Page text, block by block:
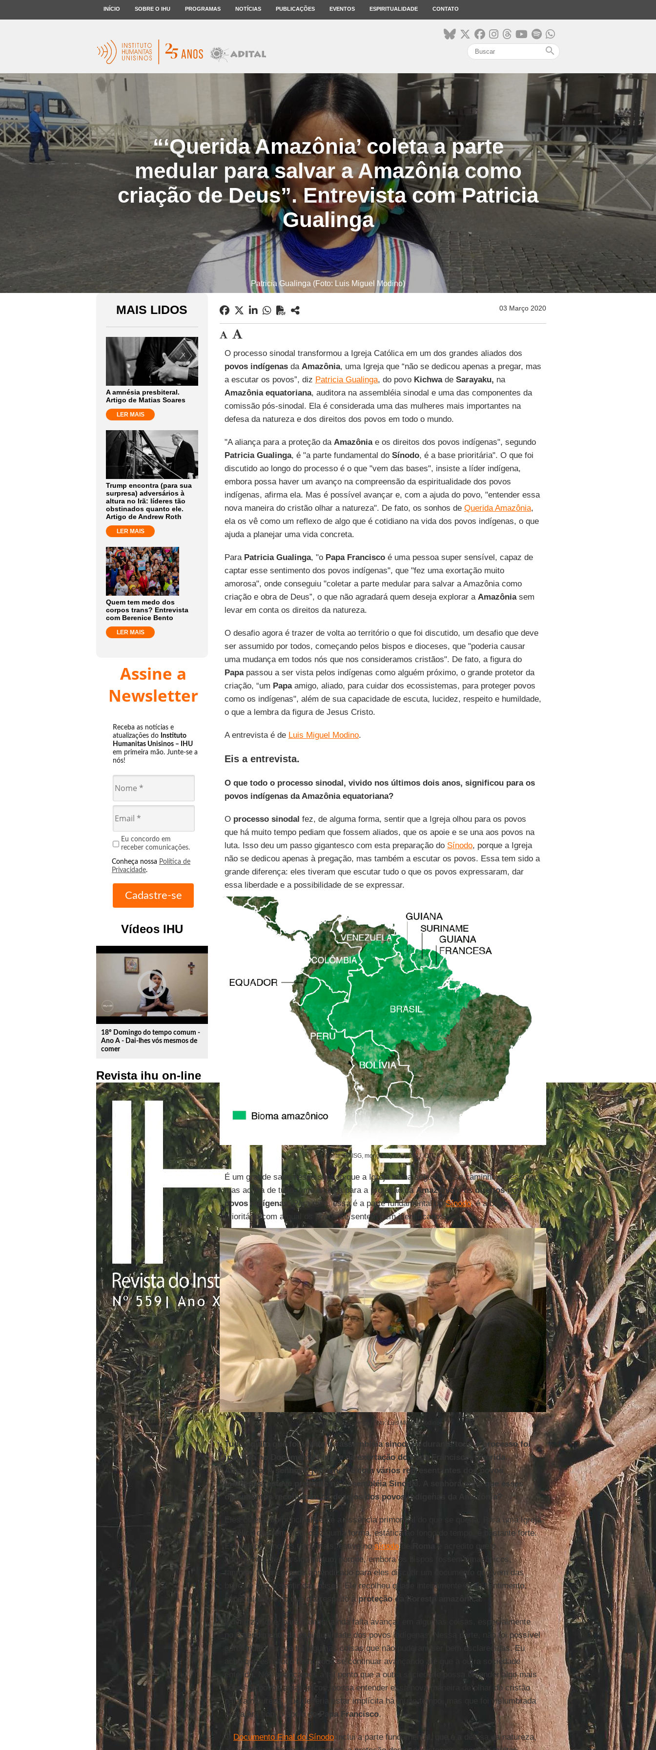
INÍCIO SOBRE O IHU PROGRAMAS NOTÍCIAS PUBLICAÇÕES EVENTOS ESPIRITUALIDADE CONTATO
search
“‘Querida Amazônia’ coleta a parte
medular para salvar a Amazônia como
criação de Deus”. Entrevista com Patricia
Gualinga
Patricia Gualinga (Foto: Luis Miguel Modino)
MAIS LIDOS
A amnésia presbiteral.
Artigo de Matias Soares
LER MAIS
Trump encontra (para sua
surpresa) adversários à
altura no Irã: líderes tão
obstinados quanto ele.
Artigo de Andrew Roth
LER MAIS
Quem tem medo dos
corpos trans? Entrevista
com Berenice Bento
LER MAIS
Assine a
Newsletter
Receba as notícias e
atualizações do Instituto
Humanitas Unisinos – IHU
em primeira mão. Junte-se a
nós!
Eu concordo em
receber comunicações.
Conheça nossa Política de
Privacidade.
Vídeos IHU
play_circle_outline
18º Domingo do tempo comum -
Ano A - Dai-lhes vós mesmos de
comer
Revista ihu on-line
03 Março 2020
O processo sinodal transformou a Igreja Católica em um dos grandes aliados dos
povos indígenasda Amazônia, uma Igreja que “não se dedicou apenas a pregar, mas
a escutar os povos”, diz Patricia Gualinga, do povo Kichwade Sarayaku, na
Amazônia equatoriana, auditora na assembléia sinodal e uma das componentes da
comissão pós-sinodal. Ela é considerada uma das mulheres mais importantes na
defesa da natureza e dos direitos dos povos em todo o mundo.
"A aliança para a proteção da Amazôniae os direitos dos povos indígenas", segundo
Patricia Gualinga, é "a parte fundamental do Sínodo, é a base prioritária". O que foi
discutido ao longo do processo é o que "vem das bases", insiste a líder indígena,
embora possa haver um avanço na compreensão da espiritualidade dos povos
indígenas, afirma ela. Mas é possível avançar e, com a ajuda do povo, "entender essa
nova maneira do cristão olhar a natureza". De fato, os sonhos de Querida Amazônia,
ela os vê como um reflexo de algo que é cotidiano na vida dos povos indígenas, o que
ajuda a planejar uma vida concreta.
Para Patricia Gualinga, "o Papa Franciscoé uma pessoa super sensível, capaz de
captar esse sentimento dos povos indígenas", que "fez uma exortação muito
amorosa", onde conseguiu "coletar a parte medular para salvar a Amazônia como
criação e obra de Deus”, o que não agradará quem deseja explorar a Amazôniasem
levar em conta os direitos da natureza.
O desafio agora é trazer de volta ao território o que foi discutido, um desafio que deve
ser assumido por todos, começando pelos bispos e dioceses, que "poderia causar
uma mudança em todos nós que nos consideramos cristãos". De fato, a figura do
Papapassou a ser vista pelos indígenas como alguém próximo, o grande protetor da
criação, “um Papaamigo, aliado, para cuidar dos ecossistemas, para proteger povos
como os indígenas", além de sua capacidade de escuta, lucidez, respeito e humildade,
o que a lembra da figura de Jesus Cristo.
A entrevista é de Luis Miguel Modino.
Eis a entrevista.
O que todo o processo sinodal, vivido nos últimos dois anos, significou para os
povos indígenas da Amazônia equatoriana?
O processo sinodal fez, de alguma forma, sentir que a Igreja olhou para os povos
que há muito tempo pediam que fossem aliados, que os apoie e se una aos povos na
luta. Isso deu um passo gigantesco com esta preparação do Sínodo, porque a Igreja
não se dedicou apenas à pregação, mas também a escutar os povos. Essa tem sido a
grande diferença: eles tiveram que escutar tudo o que os povos expressaram, dar
essa liberdade e a possibilidade de se expressar.
Fonte: RAISG, mongabay.com, ONU, OTCA
É um grande salto nesse sentido que a Igreja tenha seguido esse caminho de escutar,
mas acima de tudo, uma aliança para a proteção daAmazôniae osdireitos dos
povos indígenas
. Para mim, essa é a parte fundamental doSínodo, é a base
prioritária com a qual os povos se sentem bem identificados.
Patricia Gualinga (Foto: Luis Miguel Modino)
Tudo aquilo que foi vivido na assembléia sinodal e durante todo o processo foi
incluído no Documento Final e na exortação do Papa Francisco, Querida
Amazônia. A senhora, juntamente com vários representantes dos povos
indígenas, esteve presente na Assembléia Sinodal. A senhora acha que esses
documentos recolheram os desejos dos povos indígenas da Amazônia?
Eles coletaram principalmente a essência primordial do que se queria. Para uma Igreja
Católica que tem sido, de alguma forma, estática ao longo do tempo, é bastante forte.
Estive nos sínodos territoriais, estive nosínodode
e acredito que o
aprendizado tenha sido mútuo, porque, embora os bispos fossem amazônicos,
também foi um grande aprendizado para eles discutir um documento que vem das
bases e traz o sentir das bases. Ele recolheu quase inteiramente esse sentimento,
especialmente no que diz respeito àproteção da floresta amazônica.
Ouvi dizer que, para muitos, ainda falta avançar em algumas coisas, especialmente
no entendimento da espiritualidade dos povos indígenas. Nessa parte, não foi possível
aprofundar, porque há algumas coisas que não puderam ser bem esclarecidas. Eu
acho que está tudo bem, pode se continuar avançando até que a outra sociedade
entenda. Nós avançamos a tal ponto que a outra sociedade possa entender algo mais
sobre os povos amazônicos, possa entender essa nova maneira de olhar do cristão
para a natureza, que deveria estar implícita há muito tempo, mas que foi vislumbrada
nesta era com o apoio doPapa Francisco.
O Documento Final do Sínodoinclui a parte fundamental, que é a defesa da natureza,